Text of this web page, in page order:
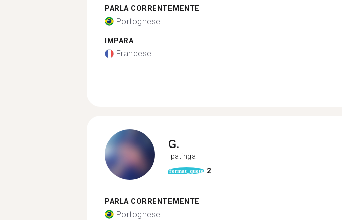
PARLA CORRENTEMENTE
Portoghese
IMPARA
Francese
G.
Ipatinga
format_quote 2
PARLA CORRENTEMENTE
Portoghese